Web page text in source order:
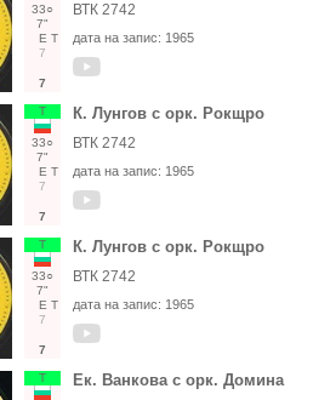
33○
7"
Е Т
7
7
ВТК 2742
дата на запис: 1965
Т
33○
7"
Е Т
7
7
К. Лунгов с орк. Рокщро
ВТК 2742
дата на запис: 1965
Т
33○
7"
Е Т
7
7
К. Лунгов с орк. Рокщро
ВТК 2742
дата на запис: 1965
Т Ек. Ванкова с орк. Домина